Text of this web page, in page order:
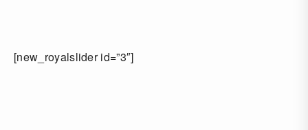
[new_royalslider id=”3″]